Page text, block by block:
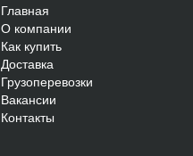
Главная
О компании
Как купить
Доставка
Грузоперевозки
Вакансии
Контакты